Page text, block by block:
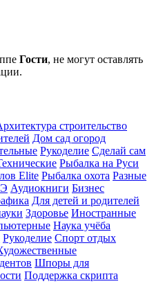
Гости, не могут оставлять
строительство
Дом сад огород
Рукоделие Сделай сам
Рыбалка на Руси
Elite Рыбалка охота Разные
Аудиокниги Бизнес
Для детей и родителей
Здоровье Иностранные
Наука учёба
Рукоделие Спорт отдых
Шпоры для
Поддержка скрипта